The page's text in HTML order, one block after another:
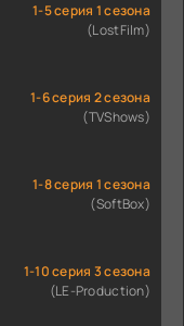
1-5 серия 1 сезона
(LostFilm)
1-6 серия 2 сезона
(TVShows)
1-8 серия 1 сезона
(SoftBox)
1-10 серия 3 сезона
(LE-Production)